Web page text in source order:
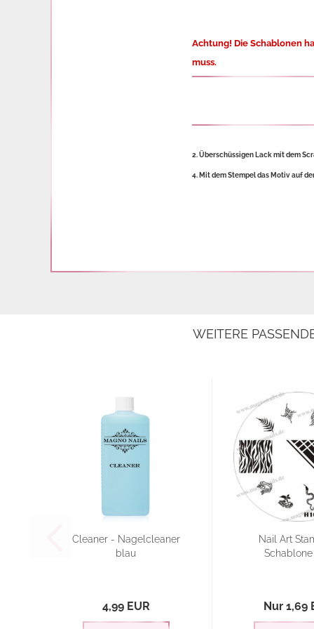
Achtung! Die Schablonen
muss.
2. Überschüssigen Lack mit dem
4. Mit dem Stempel das Motiv auf
WEITERE
Cleaner - Nagelcleaner
blau
4,99 EUR
Nail Art
Schablone
Nur 1,69